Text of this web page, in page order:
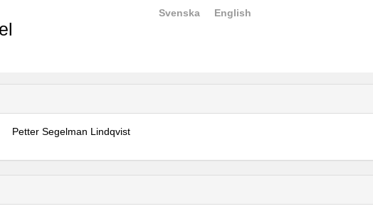
Svenska English
Petter Segelman Lindqvist